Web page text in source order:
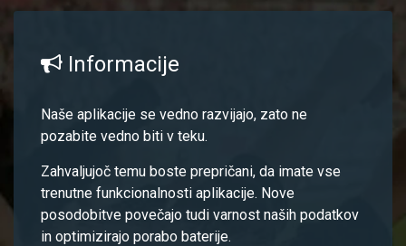
Informacije
Naše aplikacije se vedno razvijajo, zato ne
pozabite vedno biti v teku.
Zahvaljujoč temu boste prepričani, da imate vse
trenutne funkcionalnosti aplikacije. Nove
posodobitve povečajo tudi varnost naših podatkov
in optimizirajo porabo baterije.